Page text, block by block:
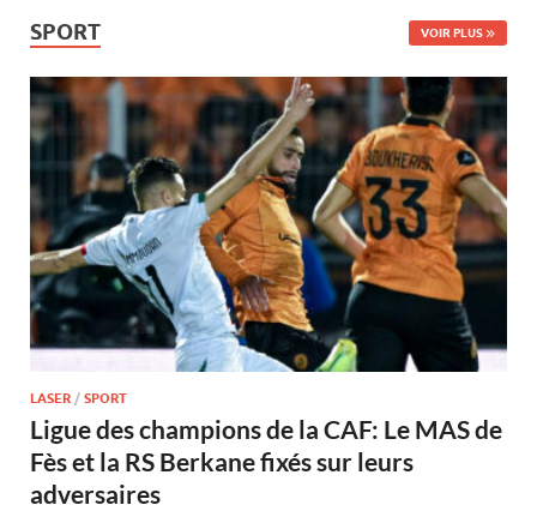
SPORT VOIR PLUS
LASER / SPORT
Ligue des champions de la CAF: Le MAS de
Fès et la RS Berkane fixés sur leurs
adversaires